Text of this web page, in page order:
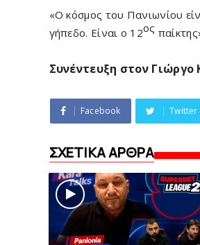
«Ο κόσμος του Πανιωνίου
γήπεδο. Είναι ο 12ος
Συνέντευξη στον Γιώργο
Facebook Twitter
ΣΧΕΤΙΚΑ ΑΡΘΡΑ